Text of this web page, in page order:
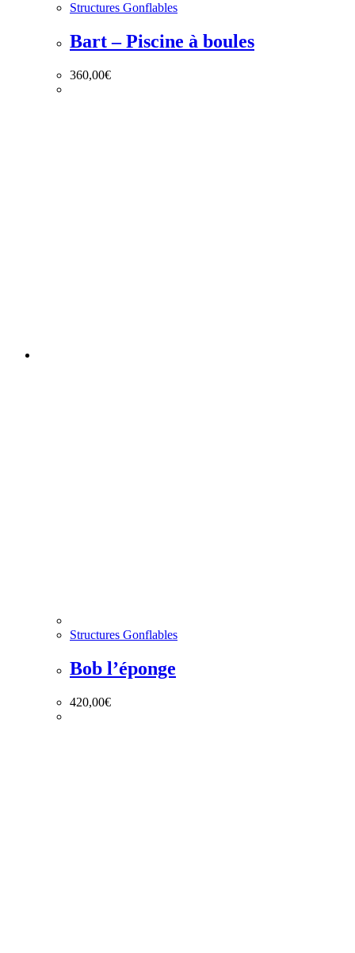
Structures Gonflables
Bart – Piscine à boules
360,00€
Structures Gonflables
Bob l’éponge
420,00€